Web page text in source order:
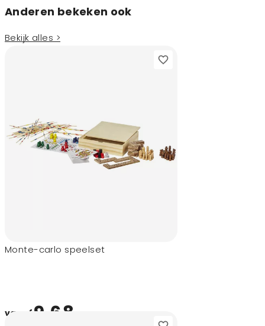
Anderen bekeken ook
Bekijk alles >
Monte-carlo speelset
vanaf 9,68